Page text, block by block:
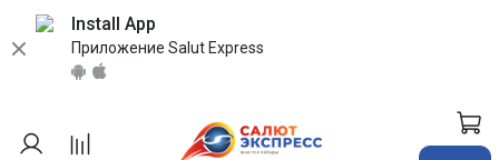
Install App
Приложение Salut Express